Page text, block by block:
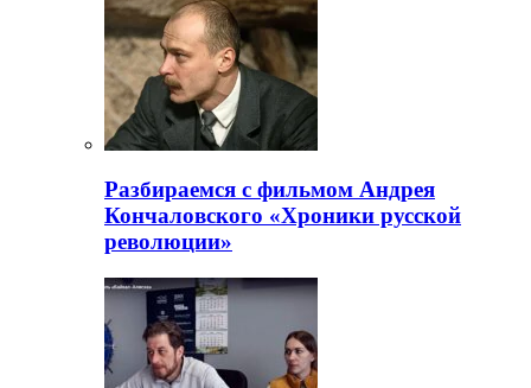
Разбираемся с фильмом Андрея
Кончаловского «Хроники русской
революции»